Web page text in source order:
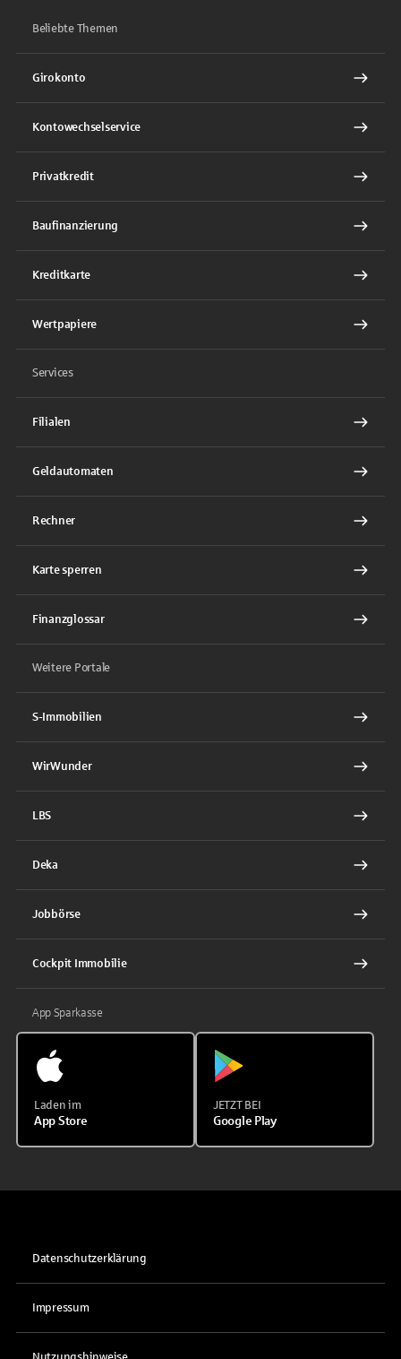
Beliebte Themen
Girokonto
Kontowechselservice
Privatkredit
Baufinanzierung
Kreditkarte
Wertpapiere
Services
Filialen
Geldautomaten
Rechner
Karte sperren
Finanzglossar
Weitere Portale
S-Immobilien
WirWunder
LBS
Deka
Jobbörse
Cockpit Immobilie
App Sparkasse
Laden im
App Store
JETZT BEI
Google Play
Datenschutzerklärung
Impressum